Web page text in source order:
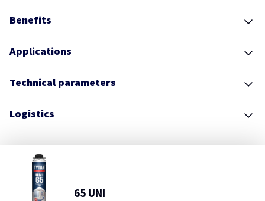
Benefits
Applications
Technical parameters
Logistics
65 UNI